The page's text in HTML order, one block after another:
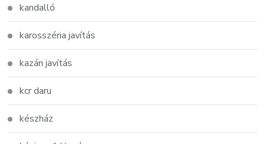
kandalló
karosszéria javítás
kazán javítás
kcr daru
készház